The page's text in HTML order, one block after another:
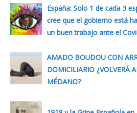
España: Solo 1 de cada 3
cree que el gobierno está
un buen trabajo ante el
AMADO BOUDOU CON
DOMICILIARIO ¿VOLVERÁ
MÉDANO?